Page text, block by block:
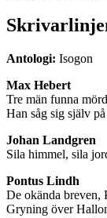
Antologi: Isogon
Max Hebert
Tre män funna
Han såg sig själv
Johan Landgren
Sila himmel, sila
Pontus Lindh
De okända breven,
Gryning över